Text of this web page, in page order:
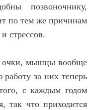
позвоночнику,
по тем же причинам
стрессов.
очки, мышцы вообще
за них теперь
с каждым годом
так что приходится